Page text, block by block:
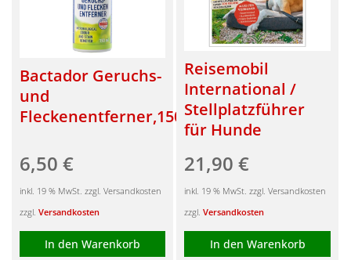
Bactador Geruchs-
und
Fleckenentferner,150ml
6,50 €
inkl. 19 % MwSt. zzgl. Versandkosten
zzgl. Versandkosten
In den Warenkorb
Reisemobil
International /
Stellplatzführer
für Hunde
21,90€
inkl. 19 % MwSt. zzgl. Versandkosten
zzgl.Versandkosten
In den Warenkorb